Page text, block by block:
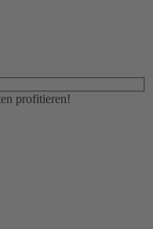
profitieren!